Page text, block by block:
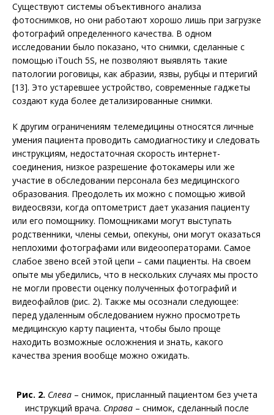
Существуют системы объективного анализа
фотоснимков, но они работают хорошо лишь при загрузке
фотографий определенного качества. В одном
исследовании было показано, что снимки, сделанные с
помощью iTouch 5S, не позволяют выявлять такие
патологии роговицы, как абразии, язвы, рубцы и птеригий
[13]. Это устаревшее устройство, современные гаджеты
создают куда более детализированные снимки.
К другим ограничениям телемедицины относятся личные
умения пациента проводить самодиагностику и следовать
инструкциям, недостаточная скорость интернет-
соединения, низкое разрешение фотокамеры или же
участие в обследовании персонала без медицинского
образования. Преодолеть их можно с помощью живой
видеосвязи, когда оптометрист дает указания пациенту
или его помощнику. Помощниками могут выступать
родственники, члены семьи, опекуны, они могут оказаться
неплохими фотографами или видеооператорами. Самое
слабое звено всей этой цепи – сами пациенты. На своем
опыте мы убедились, что в нескольких случаях мы просто
не могли провести оценку полученных фотографий и
видеофайлов (рис. 2). Также мы осознали следующее:
перед удаленным обследованием нужно просмотреть
медицинскую карту пациента, чтобы было проще
находить возможные осложнения и знать, какого
качества зрения вообще можно ожидать.
Рис. 2. Слева – снимок, присланный пациентом без учета
инструкций врача. Справа – снимок, сделанный после